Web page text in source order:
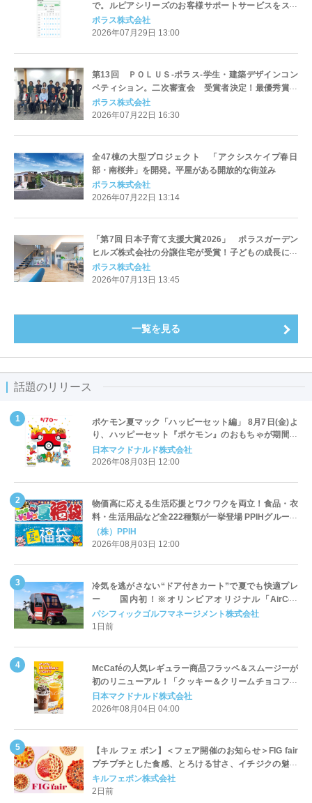
で。ルピアシリーズのお客様サポートサービスをスマ
ホで一元化
ポラス株式会社
2026年07月29日 13:00
第13回 ＰＯＬＵＳ‐ポラス‐学生・建築デザインコン
ペティション。二次審査会 受賞者決定！最優秀賞は
『こもり知らずの扉』
ポラス株式会社
2026年07月22日 16:30
全47棟の大型プロジェクト 「アクシスケイプ春日
部・南桜井」を開発。平屋がある開放的な街並み
ポラス株式会社
2026年07月22日 13:14
「第7回 日本子育て支援大賞2026」 ポラスガーデン
ヒルズ株式会社の分譲住宅が受賞！子どもの成長に合
わせて多様な使い方ができる多層空間を構成
ポラス株式会社
2026年07月13日 13:45
一覧を見る
話題のリリース
ポケモン夏マック「ハッピーセット編」 8月7日(金)よ
り、ハッピーセット『ポケモン』のおもちゃが期間限
定登場
日本マクドナルド株式会社
2026年08月03日 12:00
物価高に応える生活応援とワクワクを両立！食品・衣
料・生活用品など全222種類が一挙登場 PPIHグループ
「夏福袋」＆セール 8月6日(木)より順次スタート
（株）PPIH
2026年08月03日 12:00
冷気を逃がさない“ドア付きカート”で夏でも快適プレ
ー 国内初！※オリンピアオリジナル「AirCon
Cart（エアコンカート）」導入 | ＰＧＭ
パシフィックゴルフマネージメント株式会社
1日前
McCaféの人気レギュラー商品フラッペ＆スムージーが
初のリニューアル！「クッキー＆クリームチョコフラ
ッペ」「マンゴースムージー」8月5日（水）から販売
開始
日本マクドナルド株式会社
2026年08月04日 04:00
【キル フェ ボン】＜フェア開催のお知らせ＞FIG fair
プチプチとした食感、とろける甘さ、イチジクの魅力
をたっぷりと。新作を含め、イチジク尽くしの全4種が
登場8月20日（木）スタート
キルフェボン株式会社
2日前